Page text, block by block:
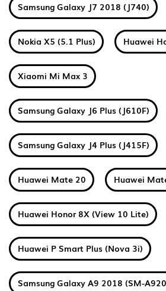
Samsung Galaxy J7 2018 (J740)
Nokia X5 (5.1 Plus) Huawei
Xiaomi Mi Max 3
Samsung Galaxy J6 Plus (J610F)
Samsung Galaxy J4 Plus (J415F)
Huawei Mate 20 Huawei
Huawei Honor 8X (View 10 Lite)
Huawei P Smart Plus (Nova 3i)
Samsung Galaxy A9 2018 (SM-